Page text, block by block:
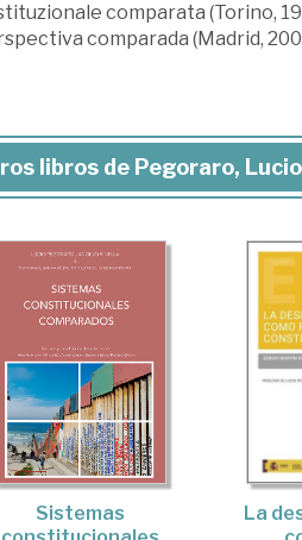
comparata (Torino,
comparada (Madrid,
libros de Pegoraro, Lucio
Sistemas
La